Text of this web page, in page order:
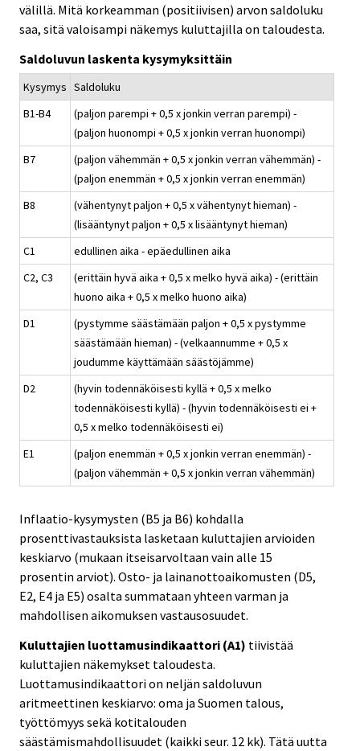
välillä. Mitä korkeamman (positiivisen) arvon saldoluku
saa, sitä valoisampi näkemys kuluttajilla on taloudesta.
Saldoluvun laskenta kysymyksittäin
Kysymys Saldoluku
B1-B4
(paljon parempi + 0,5 x jonkin verran parempi) -
(paljon huonompi + 0,5 x jonkin verran huonompi)
B7
(paljon vähemmän + 0,5 x jonkin verran vähemmän) -
(paljon enemmän + 0,5 x jonkin verran enemmän)
B8
(vähentynyt paljon + 0,5 x vähentynyt hieman) -
(lisääntynyt paljon + 0,5 x lisääntynyt hieman)
C1
edullinen aika - epäedullinen aika
C2, C3
(erittäin hyvä aika + 0,5 x melko hyvä aika) - (erittäin
huono aika + 0,5 x melko huono aika)
D1
(pystymme säästämään paljon + 0,5 x pystymme
säästämään hieman) - (velkaannumme + 0,5 x
joudumme käyttämään säästöjämme)
D2
(hyvin todennäköisesti kyllä + 0,5 x melko
todennäköisesti kyllä) - (hyvin todennäköisesti ei +
0,5 x melko todennäköisesti ei)
E1
(paljon enemmän + 0,5 x jonkin verran enemmän) -
(paljon vähemmän + 0,5 x jonkin verran vähemmän)
Inflaatio-kysymysten (B5 ja B6) kohdalla
prosenttivastauksista lasketaan kuluttajien arvioiden
keskiarvo (mukaan itseisarvoltaan vain alle 15
prosentin arviot). Osto- ja lainanottoaikomusten (D5,
E2, E4 ja E5) osalta summataan yhteen varman ja
mahdollisen aikomuksen vastausosuudet.
Kuluttajien luottamusindikaattori (A1) tiivistää
kuluttajien näkemykset taloudesta.
Luottamusindikaattori on neljän saldoluvun
aritmeettinen keskiarvo: oma ja Suomen talous,
työttömyys sekä kotitalouden
säästämismahdollisuudet (kaikki seur. 12 kk). Tätä uutta